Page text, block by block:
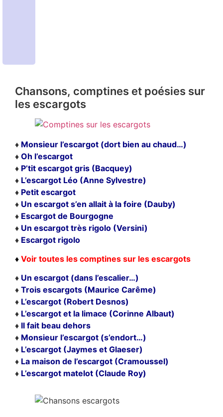
Chansons, comptines et poésies sur
les escargots
♦ Monsieur l’escargot (dort bien au chaud…)
♦ Oh l’escargot
♦ P’tit escargot gris (Bacquey)
♦ L’escargot Léo (Anne Sylvestre)
♦ Petit escargot
♦ Un escargot s’en allait à la foire (Dauby)
♦ Escargot de Bourgogne
♦ Un escargot très rigolo (Versini)
♦ Escargot rigolo
♦ Voir toutes les comptines sur les escargots
♦ Un escargot (dans l’escalier…)
♦ Trois escargots (Maurice Carême)
♦ L’escargot (Robert Desnos)
♦ L’escargot et la limace (Corinne Albaut)
♦ Il fait beau dehors
♦ Monsieur l’escargot (s’endort…)
♦ L’escargot (Jaymes et Glaeser)
♦ La maison de l’escargot (Cramoussel)
♦ L’escargot matelot (Claude Roy)